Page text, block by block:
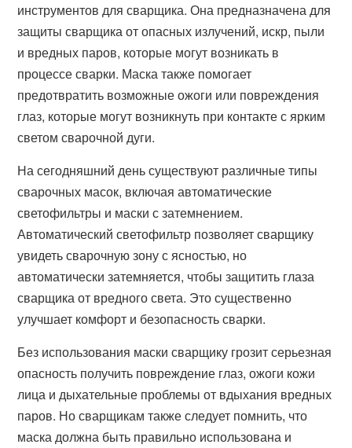
инструментов для сварщика. Она предназначена для
защиты сварщика от опасных излучений, искр, пыли
и вредных паров, которые могут возникать в
процессе сварки. Маска также помогает
предотвратить возможные ожоги или повреждения
глаз, которые могут возникнуть при контакте с ярким
светом сварочной дуги.
На сегодняшний день существуют различные типы
сварочных масок, включая автоматические
светофильтры и маски с затемнением.
Автоматический светофильтр позволяет сварщику
увидеть сварочную зону с ясностью, но
автоматически затемняется, чтобы защитить глаза
сварщика от вредного света. Это существенно
улучшает комфорт и безопасность сварки.
Без использования маски сварщику грозит серьезная
опасность получить повреждение глаз, ожоги кожи
лица и дыхательные проблемы от вдыхания вредных
паров. Но сварщикам также следует помнить, что
маска должна быть правильно использована и